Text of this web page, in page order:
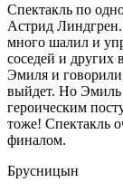
Спектакль по
Астрид
много шалил и
соседей и других
Эмиля и
выйдет. Но Эмиль
героическим
тоже! Спектакль
финалом.
Брусницын